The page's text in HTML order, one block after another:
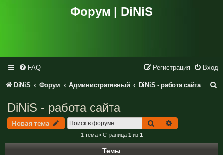
Форум | DiNiS
FAQ Вход
Регистрация
DiNiS Форум Административный DiNiS - работа сайта
к
DiNiS - работа сайта
Новая тема Поиск
1 тема • Страница 1 из 1
Темы